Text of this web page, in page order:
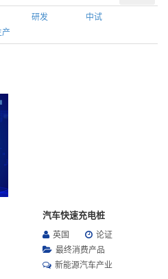
研发
中试
产
汽车快速充电桩
英国
论证
最终消费产品
新能源汽车产业